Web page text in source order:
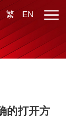
繁 EN
的打开方